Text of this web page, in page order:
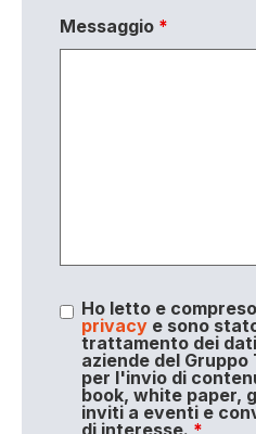
Messaggio *
Ho letto e
privacye sono
trattamento dei
aziende del
per l'invio di
book, white paper,
inviti a eventi e
di interesse. *